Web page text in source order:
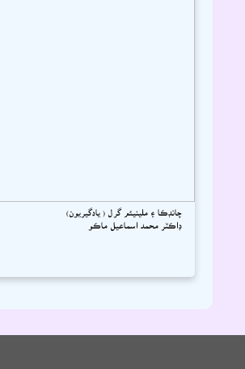
چانڊڪا ۽ ملينيئم گرل ( يادگيريون)
ڊاڪٽر محمد اسماعيل ماڪو